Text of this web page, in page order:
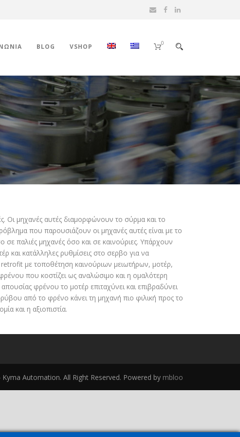
BLOG VSHOP 0
Οι μηχανές αυτές διαμορφώνουν το σύρμα και το
που παρουσιάζουν οι μηχανές αυτές είναι με το
παλιές μηχανές όσο και σε καινούριες. Υπάρχουν
και κατάλληλες ρυθμίσεις στο σερβο για να
με τοποθέτηση καινούριων μειωτήρων, μοτέρ,
που κοστίζει ως αναλώσιμο και η ομαλότερη
φρένου το μοτέρ επιταχύνει και επιβραδύνει
από το φρένο κάνει τη μηχανή πιο φιλική προς το
και η αξιοπιστία.
Automation. All Right Reserved. Powered by mbloo